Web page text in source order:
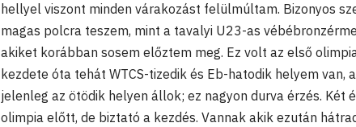
hellyel viszont minden várakozást felülmúltam. Bizonyos
magas polcra teszem, mint a tavalyi U23-as
akiket korábban sosem előztem meg. Ez volt az első
kezdete óta tehát WTCS-tizedik és Eb-hatodik helyem van,
jelenleg az ötödik helyen állok; ez nagyon durva érzés. Két
olimpia előtt, de biztató a kezdés. Vannak akik ezután